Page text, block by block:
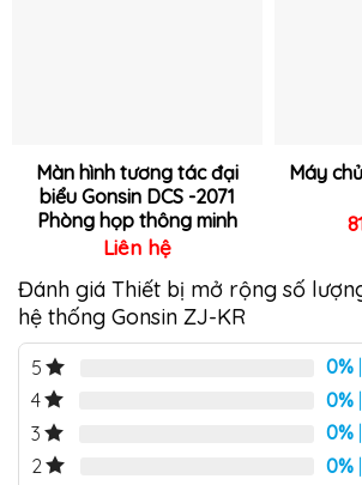
Màn hình tương tác đại
biểu Gonsin DCS -2071
Phòng họp thông minh
Liên hệ
Máy
Đánh giá Thiết bị mở rộng số
hệ thống Gonsin ZJ-KR
5 0%
4
0%
3
0%
2
0%